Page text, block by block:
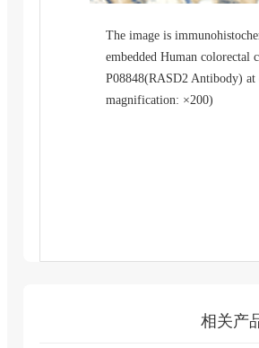
The image is
embedded Human colorectal
P08848(RASD2 Antibody)
magnification: ×200)
相关产